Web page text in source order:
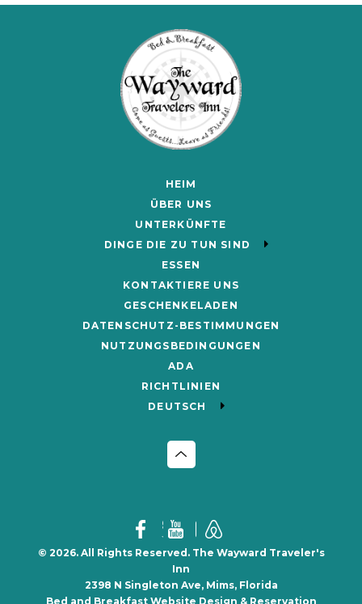
HEIM
ÜBER UNS
UNTERKÜNFTE
DINGE DIE ZU TUN SIND
ESSEN
KONTAKTIERE UNS
GESCHENKELADEN
DATENSCHUTZ-BESTIMMUNGEN
NUTZUNGSBEDINGUNGEN
ADA
RICHTLINIEN
DEUTSCH
© 2026. All Rights Reserved. The Wayward Traveler's
Inn
2398 N Singleton Ave, Mims, Florida
Bed and Breakfast Website Design & Reservation